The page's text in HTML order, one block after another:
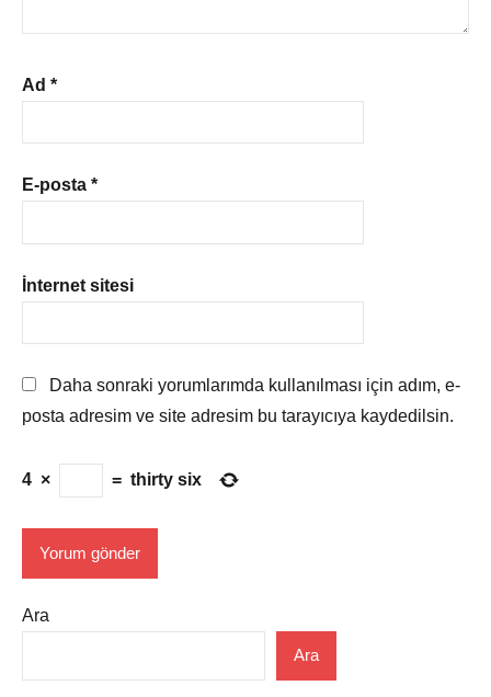
Ad *
E-posta *
İnternet sitesi
Daha sonraki yorumlarımda kullanılması için adım, e-
posta adresim ve site adresim bu tarayıcıya kaydedilsin.
4 × = thirty six
Ara
Ara